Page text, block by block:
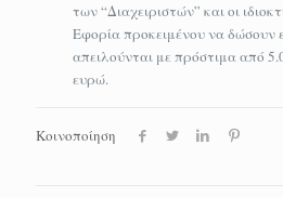
των “Διαχειριστών” και οι
Εφορία προκειμένου να δώσουν
απειλούνται με πρόστιμα από
ευρώ.
Κοινοποίηση